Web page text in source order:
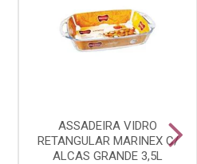
ASSADEIRA VIDRO
RETANGULAR MARINEX C/
ALCAS GRANDE 3,5L